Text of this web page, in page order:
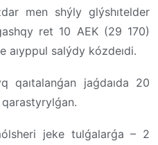
men shýly glýshıtelder
ret 10 AEK (29 170)
aıyppul salýdy kózdeıdi.
qaıtalanǵan jaǵdaıda 20
jeke tulǵalarǵa – 2